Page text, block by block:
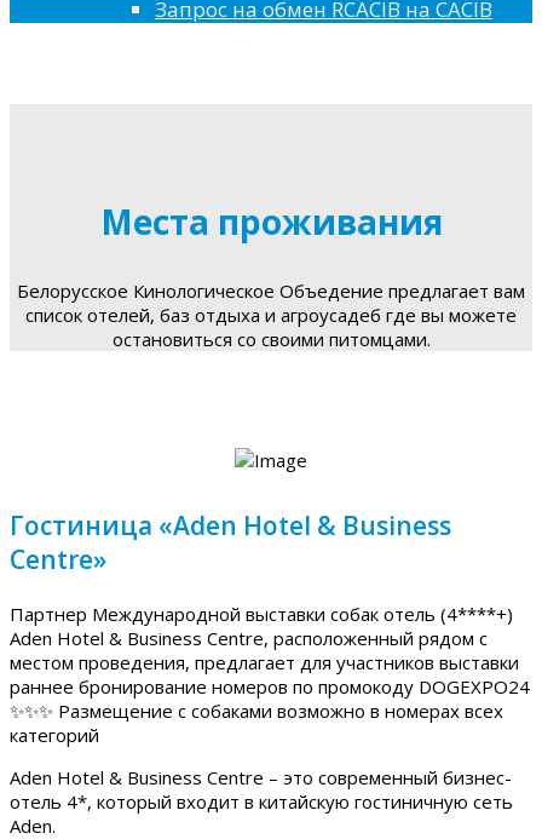
Запрос на обмен RCACIB на CACIB
Места проживания
Белорусское Кинологическое Объедение предлагает вам
список отелей, баз отдыха и агроусадеб где вы можете
остановиться со своими питомцами.
Гостиница «Aden Hotel & Business
Centre»
Партнер Международной выставки собак отель (4****+)
Aden Hotel & Business Centre, расположенный рядом с
местом проведения, предлагает для участников выставки
раннее бронирование номеров по промокоду DOGEXPO24
✨✨✨ Размещение с собаками возможно в номерах всех
категорий
Aden Hotel & Business Centre – это современный бизнес-
отель 4*, который входит в китайскую гостиничную сеть
Aden.